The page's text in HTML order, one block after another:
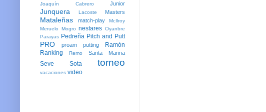
Joaquín Cabrero Junior
Junquera Lacoste Masters
Mataleñas match-play
McIlroy
Meruelo
Mogro nestares Oyanbre
Parayas Pedreña Pitch and Putt
PRO proam putting
Ramón
Ranking
Remo Santa Marina
Seve Sota torneo
vacaciones video